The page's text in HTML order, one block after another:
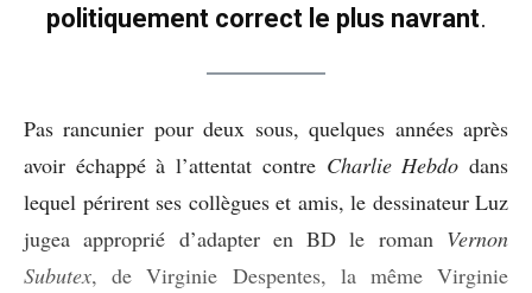
politiquement correct le plus navrant.
Pas rancunier pour deux sous, quelques années après
avoir échappé à l’attentat contre Charlie Hebdo dans
lequel périrent ses collègues et amis, le dessinateur Luz
jugea approprié d’adapter en BD le roman Vernon
Subutex, de Virginie Despentes, la même Virginie